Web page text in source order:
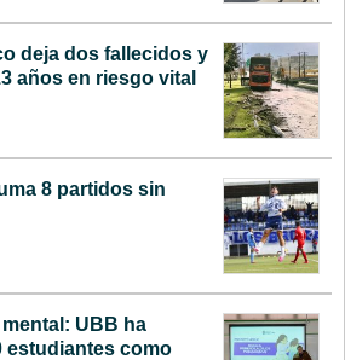
deja dos fallecidos y
años en riesgo vital
8 partidos sin
UBB ha
estudiantes como